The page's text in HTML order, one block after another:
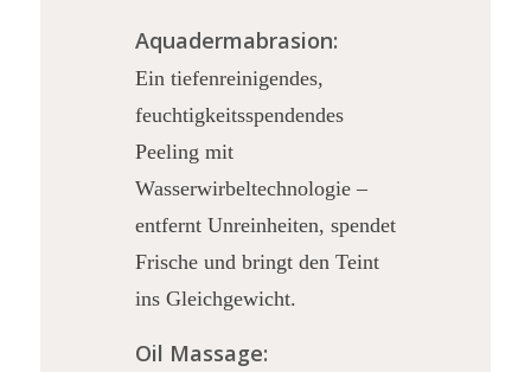
Aquadermabrasion:
Ein tiefenreinigendes,
feuchtigkeitsspendendes
Peeling mit
Wasserwirbeltechnologie –
entfernt Unreinheiten, spendet
Frische und bringt den Teint
ins Gleichgewicht.
Oil Massage: